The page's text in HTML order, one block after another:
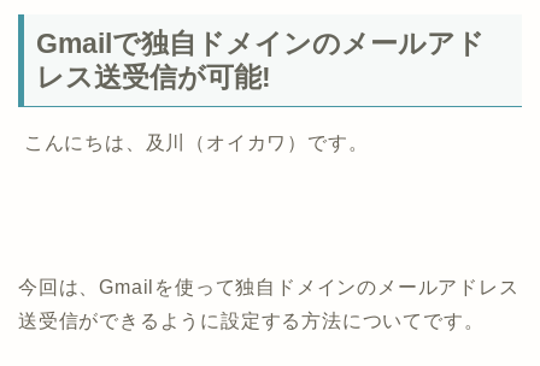
Gmailで独自ドメインのメールアド
レス送受信が可能!
こんにちは、及川（オイカワ）です。
今回は、Gmailを使って独自ドメインのメールアドレス
送受信ができるように設定する方法についてです。